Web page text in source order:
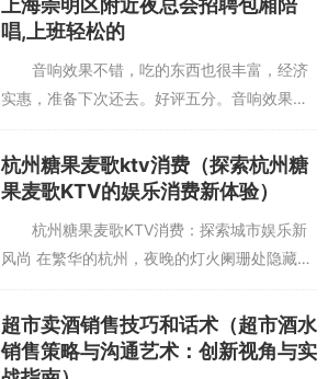
上海崇明区附近夜总会招聘包厢陪
唱,上班轻松的
音响效果不错，吃的东西也很丰富，经济
实惠，准备下次还去。好评五分。音响效果很
老了，歌曲也很老，环境一般般很棒，就是要
提前预约了，有点不像以前一样方便了帮儿子
买的，很满意，下次还会去。上...
杭州糖果麦歌ktv消费（探索杭州糖
果麦歌KTV的娱乐消费新体验）
杭州糖果麦歌KTV消费：探索城市娱乐新
风尚 在繁华的杭州，夜晚的灯火阑珊处隐藏着
无数令人向往的娱乐场所，而糖果麦歌KTV无
疑是其中一颗璀璨的明珠。作为杭州知名的娱
乐场所，糖果麦歌KT...
超市卖酒销售技巧和话术（超市酒水
销售策略与沟通艺术：创新视角与实